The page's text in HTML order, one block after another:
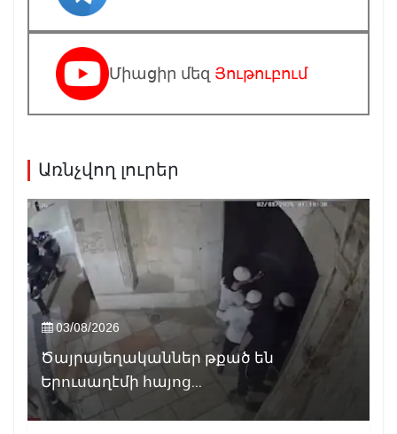
Միացիր մեզ Յութուբում
Առնչվող լուրեր
03/08/2026
Ծայրայեղականներ թքած են
Երուսաղէմի հայոց...